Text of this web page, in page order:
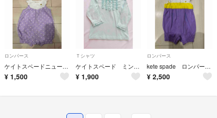
ロンパース
ケイトスペードニューヨークロンパース70ヘアバンド
¥ 1,500
Ｔシャツ
ケイトスペード ミントグリーン フリル付きTシャツ
¥ 1,900
ロンパース
kete spade ロンパース70 ケイトスペード
¥ 2,500